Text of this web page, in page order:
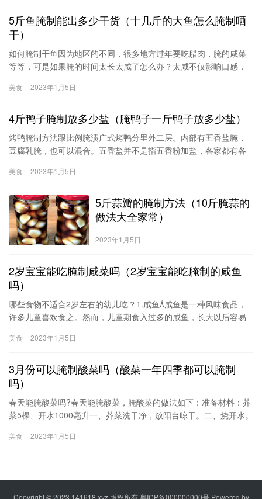
卡)羊肉400g方法/步骤准备好羊肉，洗净。羊肉切小块。葱切小
圈，加入羊肉中。加入生抽。加入孜然粒
5斤鱼腌制能出多少干货（十几斤的大鱼怎么腌制晒
干）
如何腌制干鱼因为地区的不同，很多地方过年要吃腊肉，腌的咸菜
等等，可是如果腌的时间太长太咸了怎么办？太咸不仅影响口感，
可能会留下酸的味道。2用稀释后的盐水过咸的咸肉应该用淡盐水来
不能起到减轻咸味的作用。用白酒来泡一下，
美食 2023年1月5日
4斤鸭子腌制放多少盐（腌鸭子一斤鸭子放多少盐）
烤鸭腌制方法跟比例腌渍广式烤鸭分里外二层。内部有五香盐腌，
豆腐乳腌，也可以混合。五香盐并不是指五香粉加盐，各家都有各
桂皮、葱蒜泥、姜汁、料酒调和。先将鸭子氽烫，吊起，沥干水份
针缝合。外腌酱：生抽、老抽、盐、糖、胡椒粉、料酒、红曲。将
鸭子表皮
美食 2023年1月5日
5斤蒜瓣的腌制方法（10斤腌蒜的
做法大全家常）
2023年1月5日
2岁宝宝能吃腌制咸菜吗（2岁宝宝能吃腌制的咸鱼
吗）
哪些食物不适合2岁左右的幼儿吃？1.咸鱼咸鱼是一种风味食品，
许多儿童喜欢食之。然而，儿童期食入过多的咸鱼，长大以后容易
幼儿和少年儿童都不宜吃咸鱼。2.碳烤肉、熏肉许多儿童喜食碳
癌物质。过多食用这类物质易诱发食道癌、胃癌等。科研人员
美食 2023年1月5日
3月份可以腌制酸菜吗（酸菜一年四季都可以腌制
吗）
春天能腌酸菜吗?春天能腌酸菜，腌酸菜的做法如下：准备材料：芥
菜5棵、开水1000毫升一、芥菜洗干净，放阳台晾干。二、烧开水。
瓶子里。五、瓶子要提前清洗干净，晾干，瓶子一定是不能沾油
美食 2023年1月5日
Copyright © 2023 141618.xyz版权所有粤ICP备000000000号Powered by